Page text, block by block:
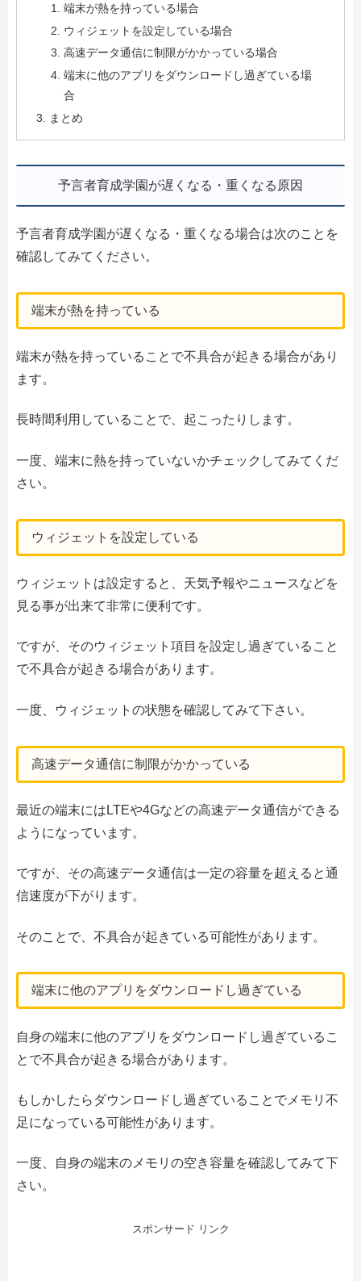
端末が熱を持っている場合
ウィジェットを設定している場合
高速データ通信に制限がかかっている場合
端末に他のアプリをダウンロードし過ぎている場
合
まとめ
予言者育成学園が遅くなる・重くなる原因
予言者育成学園が遅くなる・重くなる場合は次のことを
確認してみてください。
端末が熱を持っている
端末が熱を持っていることで不具合が起きる場合があり
ます。
長時間利用していることで、起こったりします。
一度、端末に熱を持っていないかチェックしてみてくだ
さい。
ウィジェットを設定している
ウィジェットは設定すると、天気予報やニュースなどを
見る事が出来て非常に便利です。
ですが、そのウィジェット項目を設定し過ぎていること
で不具合が起きる場合があります。
一度、ウィジェットの状態を確認してみて下さい。
高速データ通信に制限がかかっている
最近の端末にはLTEや4Gなどの高速データ通信ができる
ようになっています。
ですが、その高速データ通信は一定の容量を超えると通
信速度が下がります。
そのことで、不具合が起きている可能性があります。
端末に他のアプリをダウンロードし過ぎている
自身の端末に他のアプリをダウンロードし過ぎているこ
とで不具合が起きる場合があります。
もしかしたらダウンロードし過ぎていることでメモリ不
足になっている可能性があります。
一度、自身の端末のメモリの空き容量を確認してみて下
さい。
スポンサード リンク